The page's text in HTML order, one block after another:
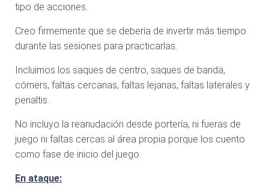
tipo de acciones.
Creo firmemente que se debería de invertir más tiempo
durante las sesiones para practicarlas.
Incluimos los saques de centro, saques de banda,
córners, faltas cercanas, faltas lejanas, faltas laterales y
penaltis.
No incluyo la reanudación desde portería, ni fueras de
juego ni faltas cercas al área propia porque los cuento
como fase de inicio del juego.
En ataque: